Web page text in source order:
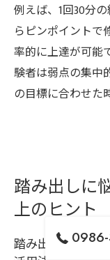
例えば、1回30分
らピンポイントで
率的に上達が可能
験者は弱点の集中
の目標に合わせた
踏み出しに
上のヒント
踏み出し苦手意